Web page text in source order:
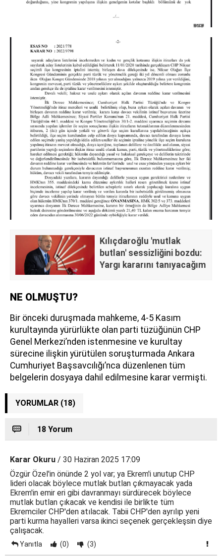
Kılıçdaroğlu 'mutlak
butlan' sessizliğini bozdu:
Yargı kararını tanıyacağım
NE OLMUŞTU?
Bir önceki duruşmada mahkeme, 4-5 Kasım
kurultayında yürürlükte olan parti tüzüğünün CHP
Genel Merkezi’nden istenmesine ve kurultay
sürecine ilişkin yürütülen soruşturmada Ankara
Cumhuriyet Başsavcılığı’nca düzenlenen tüm
belgelerin dosyaya dahil edilmesine karar vermişti.
YORUMLAR (18)
18 Yorum
Karar Okuru / 30 Haziran 2025 17:09
Özgür Özel'in önünde 2 yol var; ya Ekrem'i unutup CHP
lideri olacak böylece mutlak butlan çıkmayacak yada
Ekrem'in emir eri gibi davranmayı sürdürecek böylece
mutlak butlan çıkacak ve kendisi ile birlikte tüm
Ekremciler CHP'den atılacak. Tabii CHP'den ayrılıp yeni
parti kurma hayalleri varsa ikinci seçenek gerçekleşsin diye
çalışacak.
Yanıtla (0) (3)